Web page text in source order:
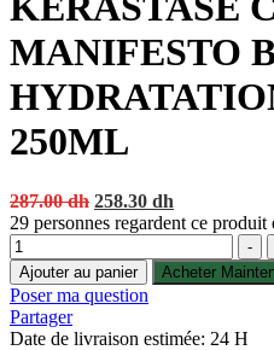
MANIFESTO
250ML
287.00dh Original
price
287.00 dh.
258.30 dh
price
258.30 dh.
29 personnes regardent ce produit
Quantité
-
Ajouter au panier
Acheter
Poser ma question
Partager
Date de livraison estimée: 24 H